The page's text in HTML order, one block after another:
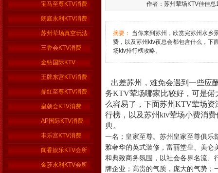
宝马至尊KTV消费
朗庭永利KTV消费
苏州荤场真空玩法
三香会KTV消费
金钻国际KTV
王牌东宫KTV消费
鼎红至尊KTV消费
皇朝会KTV消费
AP国际KTV消费
丰乐宫KTV消费
闻香娱乐KTV会所
金莎永利KTV会所
作者：苏州荤场KTV佳佳
摘要：
当你来到苏州，欣赏完苏州水乡
费，以及苏州ktv夜总会都包含什么，下
场ktv排行榜攻略。
出差苏州，难免会遇到一些应
务KTV荤场哪家比较好，可是偌
么容易了，下面苏州KTV荤场资
行榜，以及苏州ktv荤场小费消
典。
一名；皇家至尊。苏州皇家至尊俱乐
雅奢华的英式装修，富丽堂皇、美
和典致商务氛围，以社会各界名流、
牌企业；高贵的气质，庞大的气势